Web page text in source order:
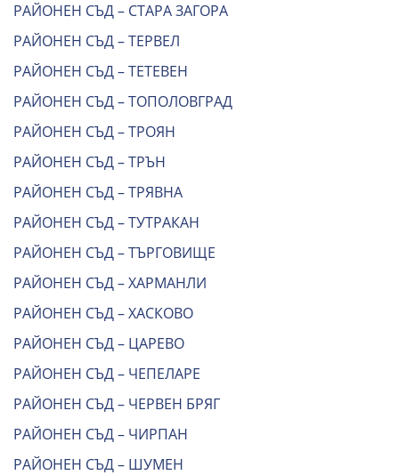
РАЙОНЕН СЪД – СТАРА ЗАГОРА
РАЙОНЕН СЪД – ТЕРВЕЛ
РАЙОНЕН СЪД – ТЕТЕВЕН
РАЙОНЕН СЪД – ТОПОЛОВГРАД
РАЙОНЕН СЪД – ТРОЯН
РАЙОНЕН СЪД – ТРЪН
РАЙОНЕН СЪД – ТРЯВНА
РАЙОНЕН СЪД – ТУТРАКАН
РАЙОНЕН СЪД – ТЪРГОВИЩЕ
РАЙОНЕН СЪД – ХАРМАНЛИ
РАЙОНЕН СЪД – ХАСКОВО
РАЙОНЕН СЪД – ЦАРЕВО
РАЙОНЕН СЪД – ЧЕПЕЛАРЕ
РАЙОНЕН СЪД – ЧЕРВЕН БРЯГ
РАЙОНЕН СЪД – ЧИРПАН
РАЙОНЕН СЪД – ШУМЕН